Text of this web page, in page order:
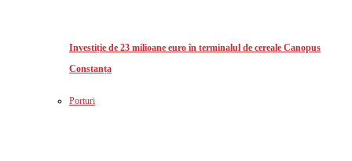
Investiție de 23 milioane euro în terminalul de cereale Canopus
Constanța
Porturi